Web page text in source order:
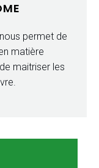
permet de
matière
maitriser les